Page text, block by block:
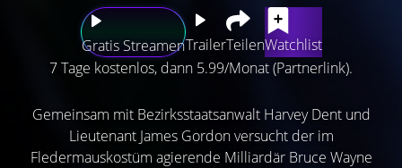
Gratis StreamenTrailerTeilenWatchlist
7 Tage kostenlos, dann 5.99/Monat (Partnerlink).
Gemeinsam mit Bezirksstaatsanwalt Harvey Dent und
Lieutenant James Gordon versucht der im
Fledermauskostüm agierende Milliardär Bruce Wayne